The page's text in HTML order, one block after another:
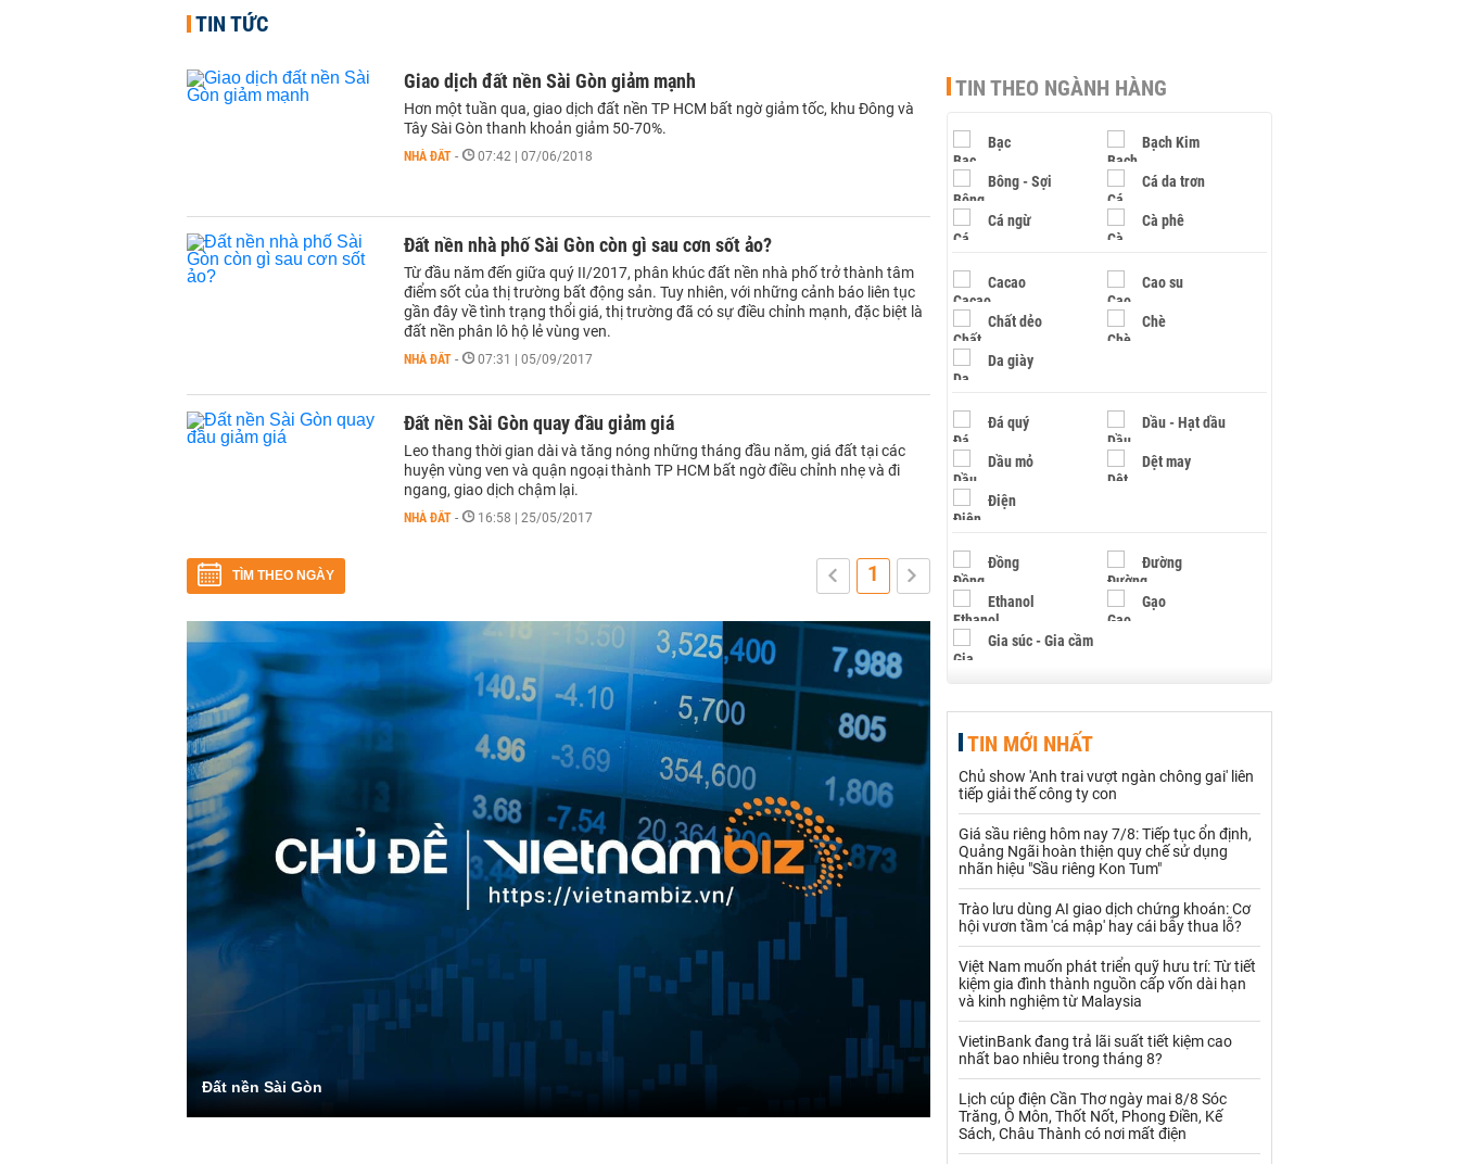
TIN TỨC
Giao dịch đất nền Sài Gòn giảm mạnh
Hơn một tuần qua, giao dịch đất nền TP HCM bất ngờ giảm tốc, khu Đông và
Tây Sài Gòn thanh khoản giảm 50-70%.
NHÀ ĐẤT - 07:42 | 07/06/2018
Đất nền nhà phố Sài Gòn còn gì sau cơn sốt ảo?
Từ đầu năm đến giữa quý II/2017, phân khúc đất nền nhà phố trở thành tâm
điểm sốt của thị trường bất động sản. Tuy nhiên, với những cảnh báo liên tục
gần đây về tình trạng thổi giá, thị trường đã có sự điều chỉnh mạnh, đặc biệt là
đất nền phân lô hộ lẻ vùng ven.
NHÀ ĐẤT - 07:31 | 05/09/2017
Đất nền Sài Gòn quay đầu giảm giá
Leo thang thời gian dài và tăng nóng những tháng đầu năm, giá đất tại các
huyện vùng ven và quận ngoại thành TP HCM bất ngờ điều chỉnh nhẹ và đi
ngang, giao dịch chậm lại.
NHÀ ĐẤT - 16:58 | 25/05/2017
TÌM THEO NGÀY 1
Đất nền Sài Gòn
TIN THEO NGÀNH HÀNG
Bạc Bạch Kim
Bông - Sợi Cá da trơn
Cá ngừ Cà phê
Cacao Cao su
Chất dẻo Chè
Da giày
Đá quý Dầu - Hạt dầu
Dầu mỏ Dệt may
Điện
Đồng Đường
Ethanol Gạo
Gia súc - Gia cầm
Hạt điều
Khí đốt
Kim loại khác Mắc ca
Muối
Nhựa - Hạt nhựa
Palladium Phân bón
Rau - Củ -Quả Sắt thép
Sữa
Than Thức ăn chăn nuôi
TIN MỚI NHẤT
Chủ show 'Anh trai vượt ngàn chông gai' liên
tiếp giải thế công ty con
Giá sầu riêng hôm nay 7/8: Tiếp tục ổn định,
Quảng Ngãi hoàn thiện quy chế sử dụng
nhãn hiệu "Sầu riêng Kon Tum"
Trào lưu dùng AI giao dịch chứng khoán: Cơ
hội vươn tầm 'cá mập' hay cái bẫy thua lỗ?
Việt Nam muốn phát triển quỹ hưu trí: Từ tiết
kiệm gia đình thành nguồn cấp vốn dài hạn
và kinh nghiệm từ Malaysia
VietinBank đang trả lãi suất tiết kiệm cao
nhất bao nhiêu trong tháng 8?
Lịch cúp điện Cần Thơ ngày mai 8/8 Sóc
Trăng, Ô Môn, Thốt Nốt, Phong Điền, Kế
Sách, Châu Thành có nơi mất điện